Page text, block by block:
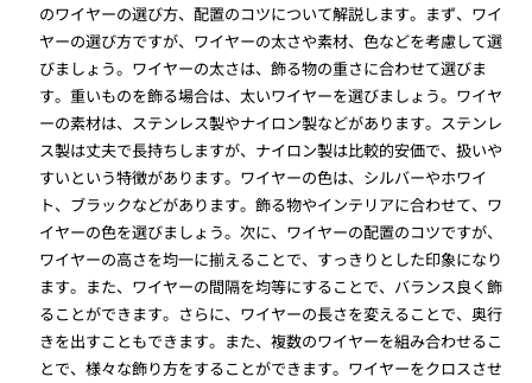
のワイヤーの選び方、配置のコツについて解説します。まず、ワイ
ヤーの選び方ですが、ワイヤーの太さや素材、色などを考慮して選
びましょう。ワイヤーの太さは、飾る物の重さに合わせて選びま
す。重いものを飾る場合は、太いワイヤーを選びましょう。ワイヤ
ーの素材は、ステンレス製やナイロン製などがあります。ステンレ
ス製は丈夫で長持ちしますが、ナイロン製は比較的安価で、扱いや
すいという特徴があります。ワイヤーの色は、シルバーやホワイ
ト、ブラックなどがあります。飾る物やインテリアに合わせて、ワ
イヤーの色を選びましょう。次に、ワイヤーの配置のコツですが、
ワイヤーの高さを均一に揃えることで、すっきりとした印象になり
ます。また、ワイヤーの間隔を均等にすることで、バランス良く飾
ることができます。さらに、ワイヤーの長さを変えることで、奥行
きを出すこともできます。また、複数のワイヤーを組み合わせるこ
とで、様々な飾り方をすることができます。ワイヤーをクロスさせ